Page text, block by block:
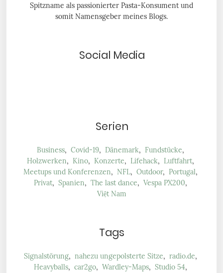
Spitzname als passionierter Pasta-Konsument und
somit Namensgeber meines Blogs.
Social Media
Serien
Business, Covid-19, Dänemark, Fundstücke,
Holzwerken, Kino, Konzerte, Lifehack, Luftfahrt,
Meetups und Konferenzen, NFL, Outdoor, Portugal,
Privat, Spanien, The last dance, Vespa PX200,
Việt Nam
Tags
Signalstörung, nahezu ungepolsterte Sitze, radio.de,
Heavyballs, car2go, Wardley-Maps, Studio 54,